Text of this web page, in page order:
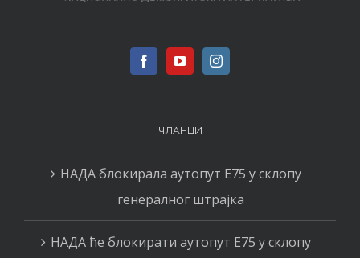
ЧЛАНЦИ
НАДА блокирала аутопут Е75 у склопу
генералног штрајка
НАДА ће блокирати аутопут Е75 у склопу